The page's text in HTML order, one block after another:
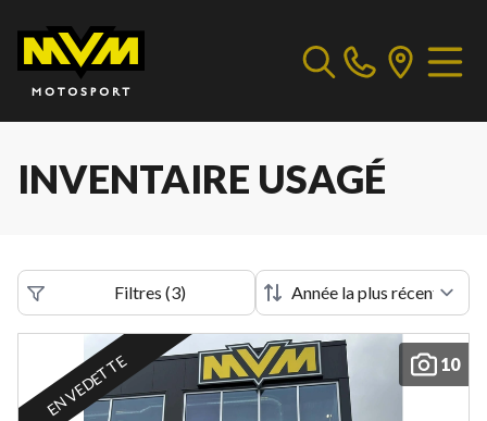
INVENTAIRE USAGÉ
Filtres (3)
10
EN VEDETTE